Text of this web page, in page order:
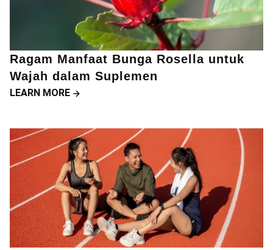
Ragam Manfaat Bunga Rosella untuk
Wajah dalam Suplemen
LEARN MORE